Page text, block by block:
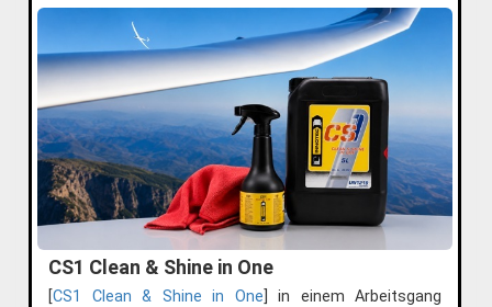
CS1 Clean & Shine in One
[CS1 Clean & Shine in One ] in einem Arbeitsgang